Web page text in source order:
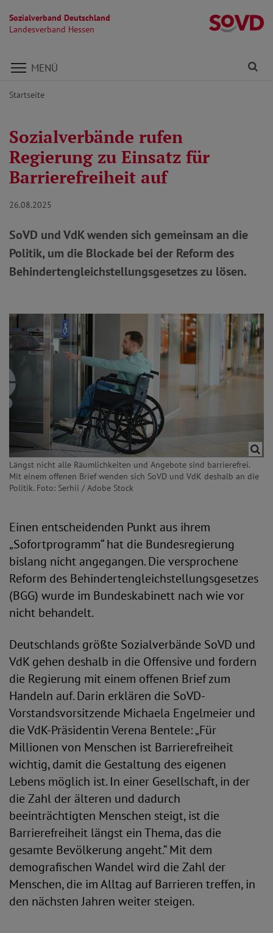
Sozialverband Deutschland
Landesverband Hessen
Direkt zu den Inhalten springen
MENÜ
Startseite
Sozialverbände rufen
Regierung zu Einsatz für
Barrierefreiheit auf
26.08.2025
SoVD und VdK wenden sich gemeinsam an die
Politik, um die Blockade bei der Reform des
Behindertengleichstellungsgesetzes zu lösen.
Längst nicht alle Räumlichkeiten und Angebote sind barrierefrei.
Mit einem offenen Brief wenden sich SoVD und VdK deshalb an die
Politik. Foto: Serhii / Adobe Stock
Einen entscheidenden Punkt aus ihrem
„Sofortprogramm“ hat die Bundesregierung
bislang nicht angegangen. Die versprochene
Reform des Behindertengleichstellungsgesetzes
(BGG) wurde im Bundeskabinett nach wie vor
nicht behandelt.
Deutschlands größte Sozialverbände SoVD und
VdK gehen deshalb in die Offensive und fordern
die Regierung mit einem offenen Brief zum
Handeln auf. Darin erklären die SoVD-
Vorstandsvorsitzende Michaela Engelmeier und
die VdK-Präsidentin Verena Bentele: „Für
Millionen von Menschen ist Barrierefreiheit
wichtig, damit die Gestaltung des eigenen
Lebens möglich ist. In einer Gesellschaft, in der
die Zahl der älteren und dadurch
beeinträchtigten Menschen steigt, ist die
Barrierefreiheit längst ein Thema, das die
gesamte Bevölkerung angeht.“ Mit dem
demografischen Wandel wird die Zahl der
Menschen, die im Alltag auf Barrieren treffen, in
den nächsten Jahren weiter steigen.